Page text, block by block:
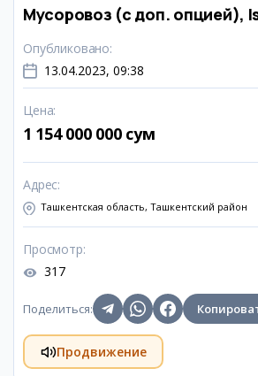
Мусоровоз (с доп. опцией),
Опубликовано:
13.04.2023, 09:38
Цена:
1 154 000 000 сум
Адрес:
Ташкентская область, Ташкентский район
Просмотр:
317
Поделиться:
Продвижение